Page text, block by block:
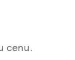
cenu.